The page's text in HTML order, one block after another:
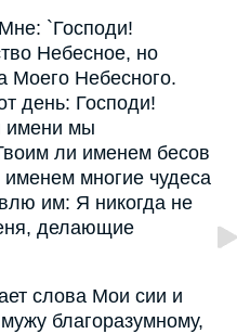
`Господи!
Небесное, но
Небесного.
день: Господи!
имени мы
ли именем бесов
многие чудеса
им: Я никогда не
делающие
слова Мои сии и
благоразумному,